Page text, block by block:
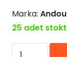
Marka:
25 adet
Andoutdoor